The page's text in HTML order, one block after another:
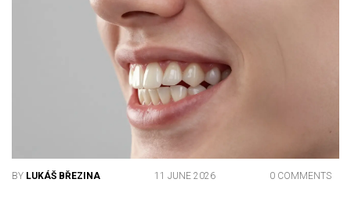
BY LUKÁŠ BŘEZINA 11 JUNE 2026 0 COMMENTS